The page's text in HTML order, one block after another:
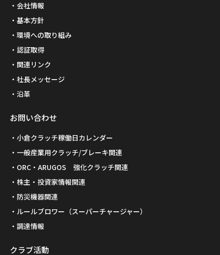
会社情報
基本方針
環境への取り組み
認証取得
関連リンク
社長メッセージ
沿革
お問い合わせ
小倉クラッチ稼働日カレンダー
一般産業用クラッチ/ブレーキ関連
ORC・ARUGOS 強化クラッチ関連
株主・投資家情報関連
防災機器関連
ルールブロワー（スーパーチャージャー）
調達情報
クラブ活動